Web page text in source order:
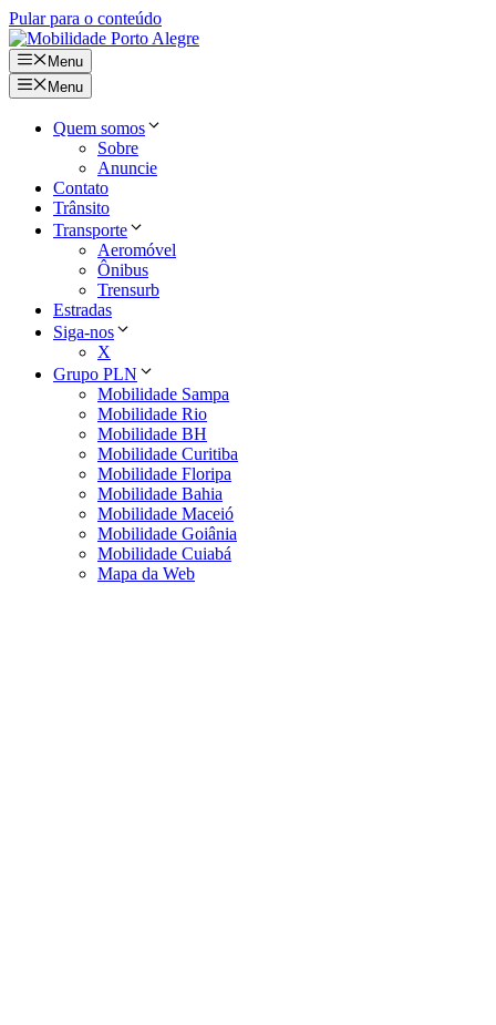
Pular para o conteúdo
Menu
Menu
Quem somos
Sobre
Anuncie
Contato
Trânsito
Transporte
Aeromóvel
Ônibus
Trensurb
Estradas
Siga-nos
X
Grupo PLN
Mobilidade Sampa
Mobilidade Rio
Mobilidade BH
Mobilidade Curitiba
Mobilidade Floripa
Mobilidade Bahia
Mobilidade Maceió
Mobilidade Goiânia
Mobilidade Cuiabá
Mapa da Web